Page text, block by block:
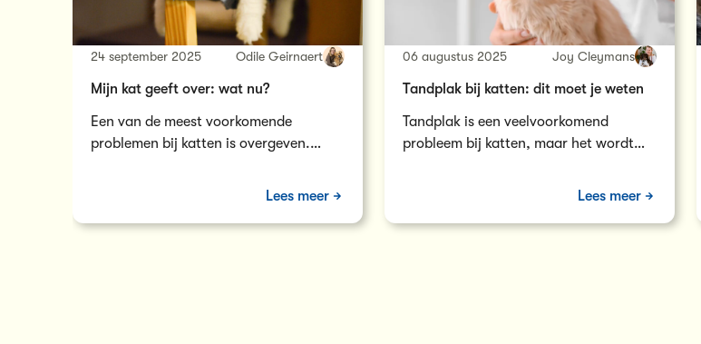
24 september 2025 Odile Geirnaert
Mijn kat geeft over: wat nu?
Een van de meest voorkomende
problemen bij katten is overgeven.
Lees meer
06 augustus 2025 Joy Cleymans
Tandplak bij katten: dit moet je weten
Tandplak is een veelvoorkomend
probleem bij katten, maar het wordt
Lees meer